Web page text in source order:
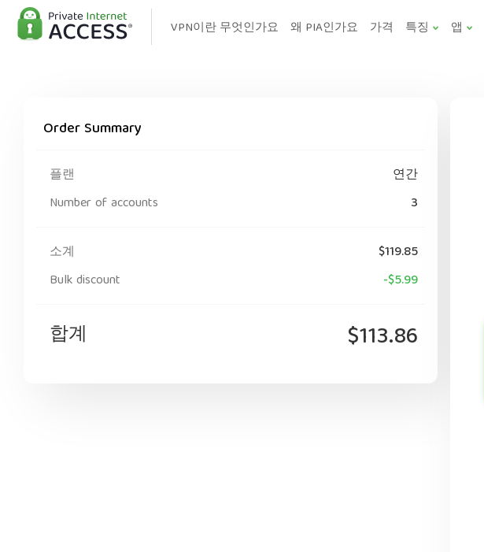
VPN이란 무엇인가요 왜 PIA인가요 가격 특징 앱
Order Summary
플랜
연간
Number of accounts
3
소계
$119.85
Bulk discount
-$5.99
합계 $113.86